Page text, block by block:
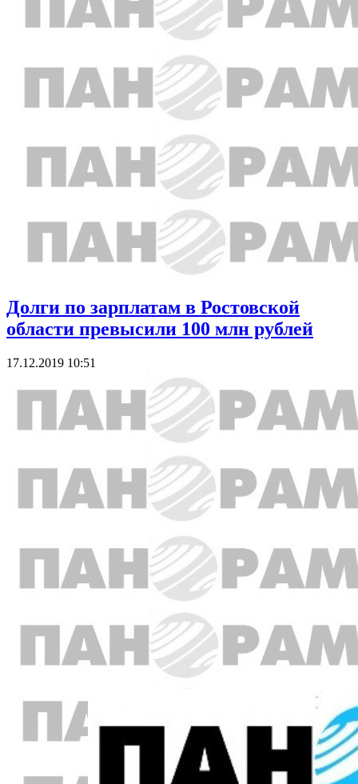
Долги по зарплатам в Ростовской
области превысили 100 млн рублей
17.12.2019 10:51